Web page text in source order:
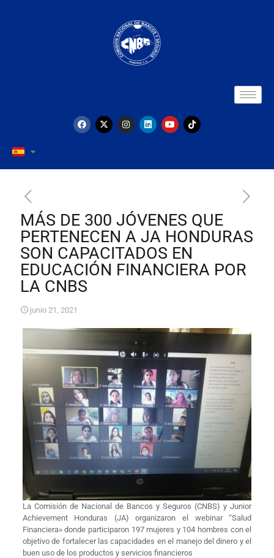
MÁS DE 300 JÓVENES QUE
PERTENECEN A JA HONDURAS
SON CAPACITADOS EN
EDUCACIÓN FINANCIERA POR
LA CNBS
junio 21, 2021
La Comisión de Nacional de Bancos y Seguros (CNBS) y Junior
Achievement Honduras (JA) organizaron el webinar “Salud
Financiera» donde participaron 197 mujeres y 104 hombres con el
objetivo de fortalecer las capacidades en el manejo del dinero y el
buen uso de los productos y servicios financieros